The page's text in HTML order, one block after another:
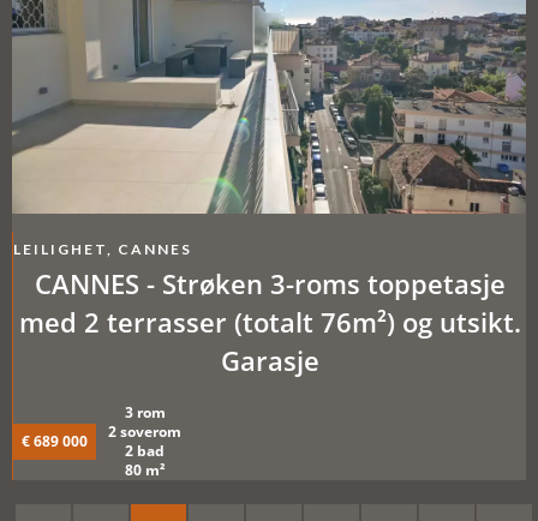
LEILIGHET, CANNES
CANNES - Strøken 3-roms toppetasje
med 2 terrasser (totalt 76m²) og utsikt.
Garasje
€ 689 000
3 rom
2 soverom
2 bad
80 m²